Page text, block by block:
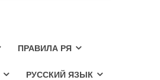
ПРАВИЛА РЯ
РУССКИЙ ЯЗЫК